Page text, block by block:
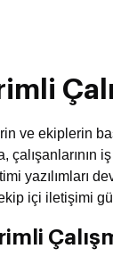
ve ekiplerin
yazılımları
içi iletişimi